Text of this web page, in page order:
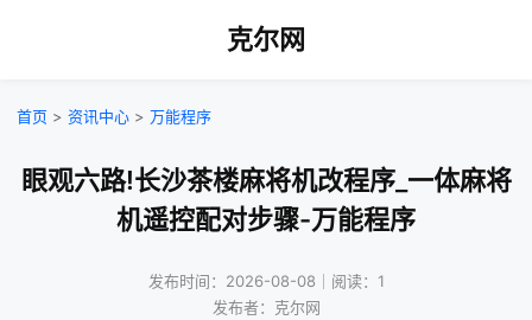
克尔网
首页 > 资讯中心 > 万能程序
眼观六路!长沙茶楼麻将机改程序_一体麻将
机遥控配对步骤-万能程序
发布时间：2026-08-08｜阅读：1
发布者：克尔网